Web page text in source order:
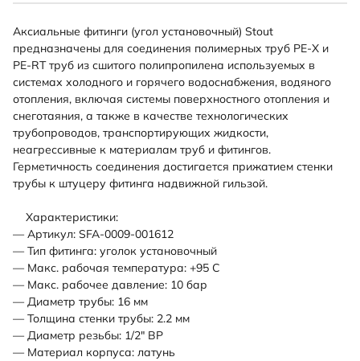
Аксиальные фитинги (угол установочный) Stout
предназначены для соединения полимерных труб PE-X и
PE-RT труб из сшитого полипропилена используемых в
системах холодного и горячего водоснабжения, водяного
отопления, включая системы поверхностного отопления и
снеготаяния, а также в качестве технологических
трубопроводов, транспортирующих жидкости,
неагрессивные к материалам труб и фитингов.
Герметичность соединения достигается прижатием стенки
трубы к штуцеру фитинга надвижной гильзой.
Характеристики:
— Артикул: SFA-0009-001612
— Тип фитинга: уголок установочный
— Макс. рабочая температура: +95 С
— Макс. рабочее давление: 10 бар
— Диаметр трубы: 16 мм
— Толщина стенки трубы: 2.2 мм
— Диаметр резьбы: 1/2" ВР
— Материал корпуса: латунь